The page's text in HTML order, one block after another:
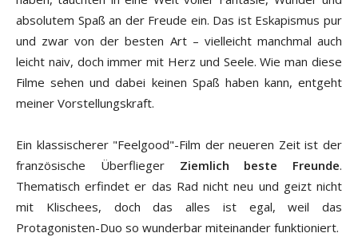
absolutem Spaß an der Freude ein. Das ist Eskapismus pur
und zwar von der besten Art – vielleicht manchmal auch
leicht naiv, doch immer mit Herz und Seele. Wie man diese
Filme sehen und dabei keinen Spaß haben kann, entgeht
meiner Vorstellungskraft.
Ein klassischerer "Feelgood"-Film der neueren Zeit ist der
französische Überflieger Ziemlich beste Freunde.
Thematisch erfindet er das Rad nicht neu und geizt nicht
mit Klischees, doch das alles ist egal, weil das
Protagonisten-Duo so wunderbar miteinander funktioniert.